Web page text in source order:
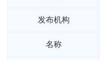
发布机构
名称